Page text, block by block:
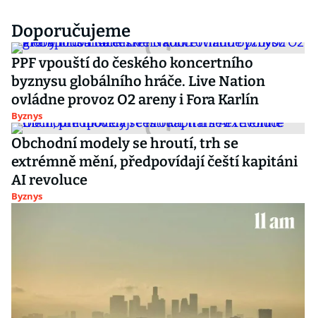
Doporučujeme
PPF vpouští do českého koncertního
byznysu globálního hráče. Live Nation
ovládne provoz O2 areny i Fora Karlín
Byznys
Obchodní modely se hroutí, trh se
extrémně mění, předpovídají čeští kapitáni
AI revoluce
Byznys